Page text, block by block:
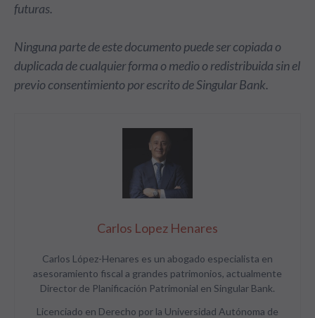
futuras.
Ninguna parte de este documento puede ser copiada o
duplicada de cualquier forma o medio o redistribuida sin el
previo consentimiento por escrito de Singular Bank.
Carlos Lopez Henares
Carlos López-Henares es un abogado especialista en
asesoramiento fiscal a grandes patrimonios, actualmente
Director de Planificación Patrimonial en Singular Bank.
Licenciado en Derecho por la Universidad Autónoma de